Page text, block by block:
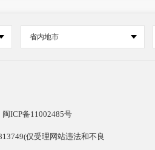
省内地市
闽ICP备11002485号
仅受理网站违法和不良